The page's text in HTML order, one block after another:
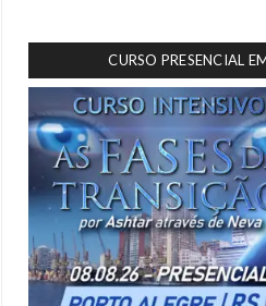
CURSO PRESENCIAL